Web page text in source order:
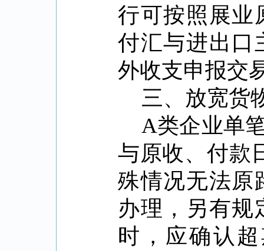
行可按照展业
付汇与进出口
外收支申报交
三、放宽货
A类企业单
与原收、付款
殊情况无法原
办理，另有规
时，应确认